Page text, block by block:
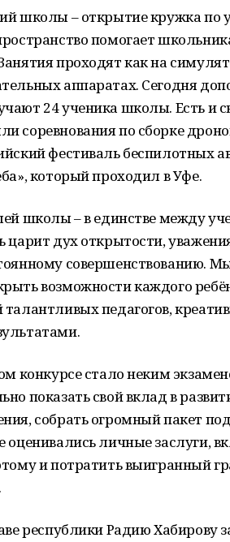
школы – открытие кружка по
помогает
проходят как на
аппаратах. Сегодня
24 ученика школы. Есть и
соревнования по сборке
фестиваль беспилотных
который проходил в Уфе.
школы – в единстве между
дух открытости,
совершенствованию.
возможности каждого
педагогов,
конкурсе стало неким
показать свой вклад в
собрать огромный пакет
оценивались личные заслуги,
и потратить выигранный
республики Радию Хабирову